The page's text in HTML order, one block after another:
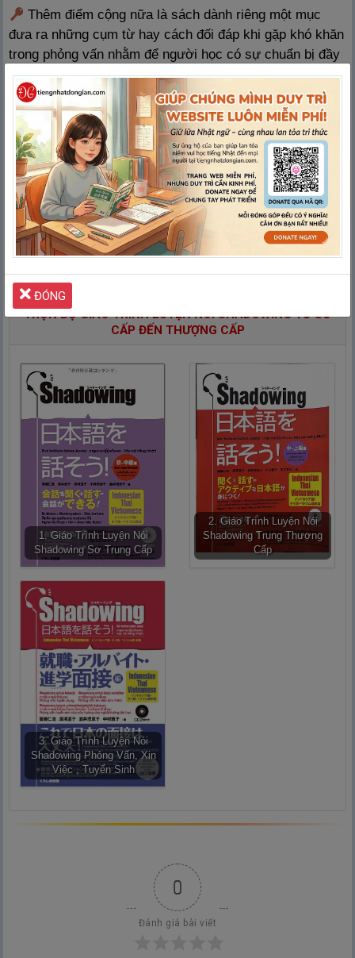
Thêm điểm cộng nữa là sách dành riêng một mục
đưa ra những cụm từ hay cách đối đáp khi gặp khó khăn
trong phỏng vấn nhằm để người học có sự chuẩn bị đầy
đủ, chu đáo và tự tin bước vào kỳ phỏng vấn quan trọng.
Cách sử dụng sách Shadowing
Sách được biên soạn đứng trên quan điểm người học
nên nội dung khá chi tiết, tỉ mỉ vì vậy bạn hãy theo đúng
trình của sách và lưu ý những điểm quan trọng, dành tối
đa 30-40 phút mỗi ngày để học và nghe lặp đi lặp lại để
nhớ kỹ, nhớ lâu đoạn hội thoại với cách hành văn, diễn
đạt của người Nhật, từ đó hình thành được kỹ năng giao
tiếp tốt hơn
TRỌN BỘ GIÁO TRÌNH LUYỆN NÓI SHADOWING TỪ SƠ
CẤP ĐẾN THƯỢNG CẤP
1. Giáo Trình Luyện Nói
Shadowing Sơ Trung Cấp
2. Giáo Trình Luyện Nói
Shadowing Trung Thượng
Cấp
3. Giáo Trình Luyện Nói
Shadowing Phỏng Vấn, Xin
Việc , Tuyển Sinh
0
Đánh giá bài viết
ĐÓNG